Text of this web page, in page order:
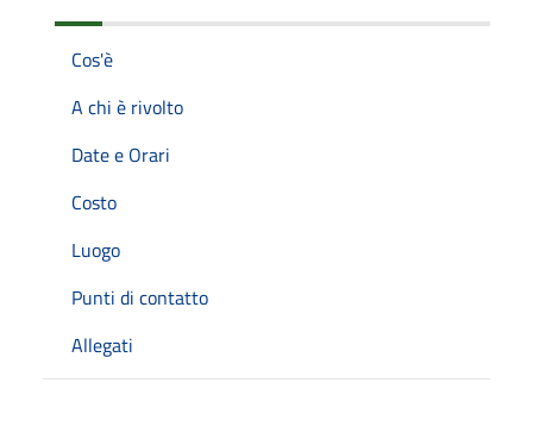
Cos'è
A chi è rivolto
Date e Orari
Costo
Luogo
Punti di contatto
Allegati